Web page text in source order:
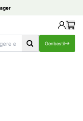
Genbestil